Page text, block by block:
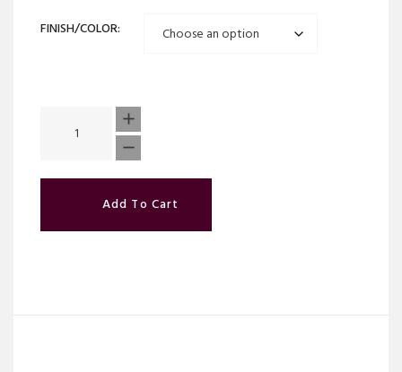
FINISH/COLOR
Add To Cart